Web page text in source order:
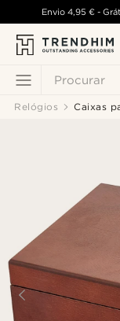
Procurar
Envio 4,95 €-
Relógios Caixas